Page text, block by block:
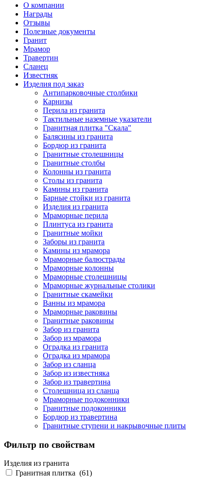
О компании
Награды
Отзывы
Полезные документы
Гранит
Мрамор
Травертин
Сланец
Известняк
Изделия под заказ
Антипарковочные столбики
Карнизы
Перила из гранита
Тактильные наземные указатели
Гранитная плитка "Скала"
Балясины из гранита
Бордюр из гранита
Гранитные столешницы
Гранитные столбы
Колонны из гранита
Столы из гранита
Камины из гранита
Барные стойки из гранита
Изделия из гранита
Мраморные перила
Плинтуса из гранита
Гранитные мойки
Заборы из гранита
Камины из мрамора
Мраморные балюстрады
Мраморные колонны
Мраморные столешницы
Мраморные журнальные столики
Гранитные скамейки
Ванны из мрамора
Мраморные раковины
Гранитные раковины
Забор из гранита
Забор из мрамора
Оградка из гранита
Оградка из мрамора
Забор из сланца
Забор из известняка
Забор из травертина
Столешница из сланца
Мраморные подоконники
Гранитные подоконники
Бордюр из травертина
Гранитные ступени и накрывочные плиты
Фильтр по свойствам
Изделия из гранита
Гранитная плитка (61)